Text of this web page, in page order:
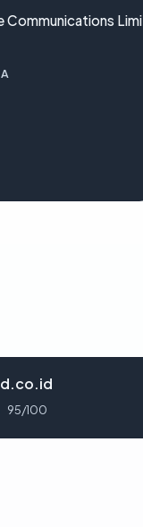
Communications Limi
95/100